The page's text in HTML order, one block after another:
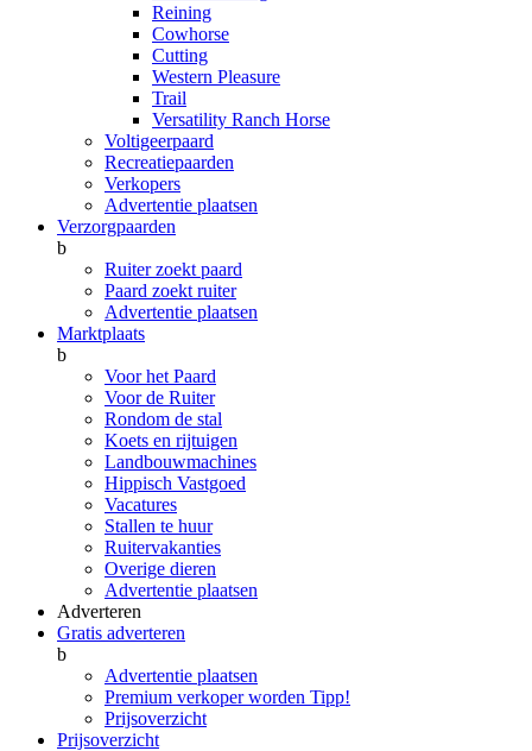
Reining
Cowhorse
Cutting
Western Pleasure
Trail
Versatility Ranch Horse
Voltigeerpaard
Recreatiepaarden
Verkopers
Advertentie plaatsen
Verzorgpaarden
b
Ruiter zoekt paard
Paard zoekt ruiter
Advertentie plaatsen
Marktplaats
b
Voor het Paard
Voor de Ruiter
Rondom de stal
Koets en rijtuigen
Landbouwmachines
Hippisch Vastgoed
Vacatures
Stallen te huur
Ruitervakanties
Overige dieren
Advertentie plaatsen
Adverteren
Gratis adverteren
b
Advertentie plaatsen
Premium verkoper worden Tipp!
Prijsoverzicht
Prijsoverzicht